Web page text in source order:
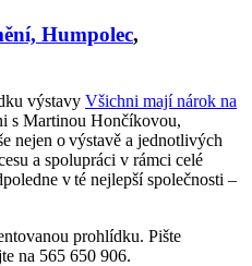
Humpolec,
výstavy Všichni mají nárok na
s Martinou Hončíkovou,
nejen o výstavě a jednotlivých
a spolupráci v rámci celé
v té nejlepší společnosti –
prohlídku. Pište
na 565 650 906.